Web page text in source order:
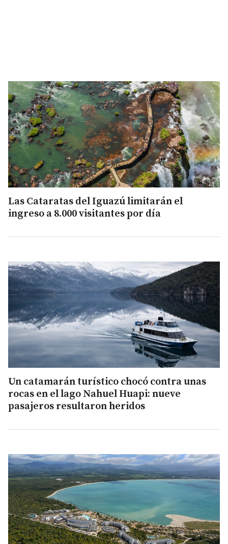
Las Cataratas del Iguazú limitarán el
ingreso a 8.000 visitantes por día
Un catamarán turístico chocó contra unas
rocas en el lago Nahuel Huapi: nueve
pasajeros resultaron heridos